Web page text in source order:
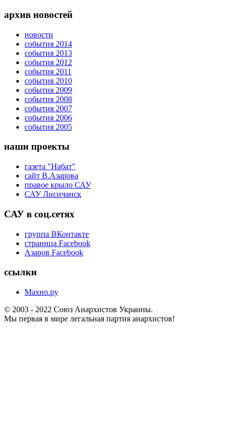
архив новостей
новости
события 2014
события 2013
события 2012
события 2011
события 2010
события 2009
события 2008
события 2007
события 2006
события 2005
наши проекты
газета "Набат"
сайт В.Азарова
правое крыло САУ
САУ Лисичанск
САУ в соц.сетях
группа ВКонтакте
страница Facebook
Азаров Facebook
ссылки
Махно.ру
© 2003 - 2022 Союз Анархистов Украины.
Мы первая в мире легальная партия анархистов!